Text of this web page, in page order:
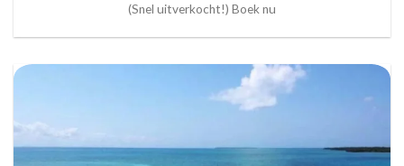
(Snel uitverkocht!) Boek nu